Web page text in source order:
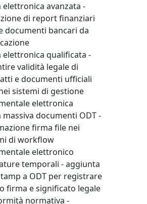
elettronica avanzata -
di report finanziari
documenti bancari da
elettronica qualificata -
validità legale di
e documenti ufficiali
sistemi di gestione
elettronica
massiva documenti ODT -
firma file nei
di workflow
elettronico
temporali - aggiunta
a ODT per registrare
firma e significato legale
normativa -